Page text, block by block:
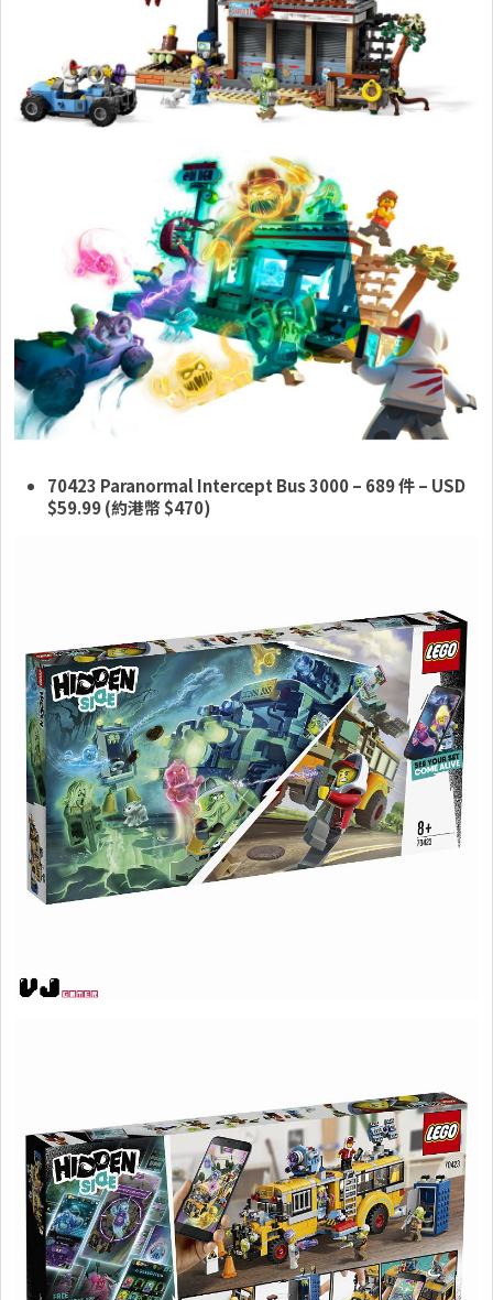
70423 Paranormal Intercept Bus 3000– 689 件– USD
$59.99 (約港幣 $470)